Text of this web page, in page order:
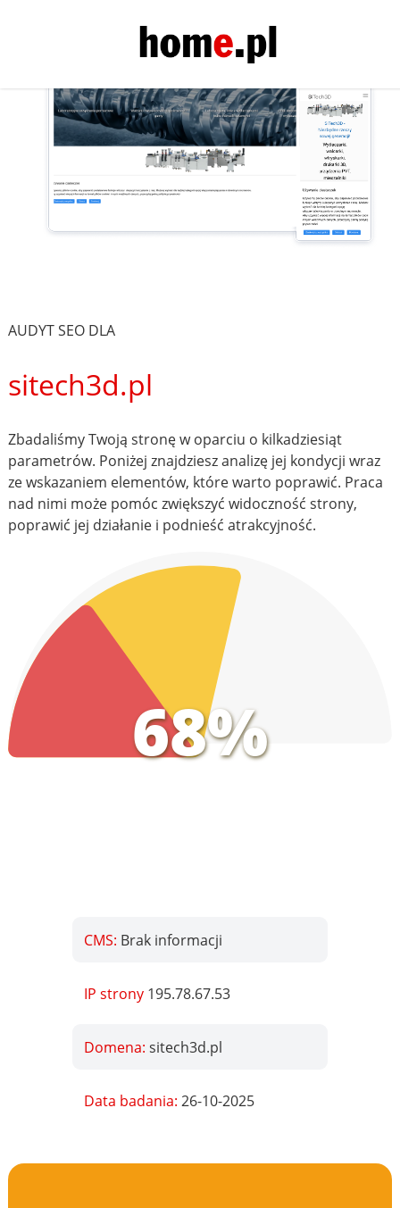
AUDYT SEO DLA
sitech3d.pl
Zbadaliśmy Twoją stronę w oparciu o kilkadziesiąt
parametrów. Poniżej znajdziesz analizę jej kondycji wraz
ze wskazaniem elementów, które warto poprawić. Praca
nad nimi może pomóc zwiększyć widoczność strony,
poprawić jej działanie i podnieść atrakcyjność.
68%
CMS: Brak informacji
IP strony 195.78.67.53
Domena:sitech3d.pl
Data badania:26-10-2025